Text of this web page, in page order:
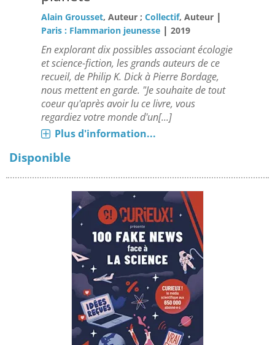
Alain Grousset, Auteur ;Collectif, Auteur |
Paris : Flammarion jeunesse |2019
En explorant dix possibles associant écologie
et science-fiction, les grands auteurs de ce
recueil, de Philip K. Dick à Pierre Bordage,
nous mettent en garde. "Je souhaite de tout
coeur qu'après avoir lu ce livre, vous
regardiez votre monde d'un[...]
Plus d'information...
Disponible